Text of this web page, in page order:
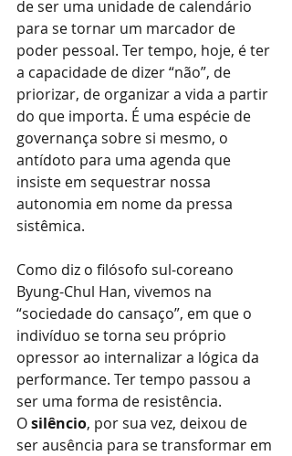
de ser uma unidade de calendário
para se tornar um marcador de
poder pessoal. Ter tempo, hoje, é ter
a capacidade de dizer “não”, de
priorizar, de organizar a vida a partir
do que importa. É uma espécie de
governança sobre si mesmo, o
antídoto para uma agenda que
insiste em sequestrar nossa
autonomia em nome da pressa
sistêmica.
Como diz o filósofo sul-coreano
Byung-Chul Han, vivemos na
“sociedade do cansaço”, em que o
indivíduo se torna seu próprio
opressor ao internalizar a lógica da
performance. Ter tempo passou a
ser uma forma de resistência.
Osilêncio, por sua vez, deixou de
ser ausência para se transformar em